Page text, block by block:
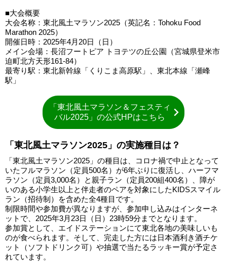
■大会概要
大会名称：東北風土マラソン2025（英記名：Tohoku Food
Marathon 2025）
開催日時：2025年4月20日（日）
メイン会場：長沼フートピア トヨテツの丘公園（宮城県登米市
迫町北方天形161-84）
最寄り駅：東北新幹線「くりこま高原駅」、東北本線「瀬峰
駅」
「東北風土マラソン＆フェスティ
バル2025」の公式HPはこちら
「東北風土マラソン2025」の実施種目は？
「東北風土マラソン2025」の種目は、コロナ禍で中止となって
いたフルマラソン（定員500名）が6年ぶりに復活し、ハーフマ
ラソン（定員3,000名）と親子ラン（定員200組400名）、障が
いのある小学生以上と伴走者のペアを対象にしたKIDSスマイル
ラン（招待制）を含めた全4種目です。
制限時間や参加費が異なりますが、参加申し込みはインターネ
ットで、2025年3月23日（日）23時59分までとなります。
参加賞として、エイドステーションにて東北各地の美味しいも
のが食べられます。そして、完走した方には日本酒利き酒チケ
ット（ソフトドリンク可）や抽選で当たるラッキー賞が予定さ
れています。